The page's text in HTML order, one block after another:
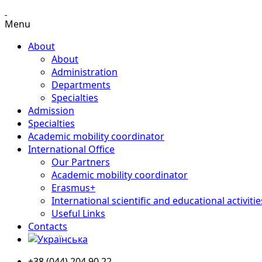
Menu
About
About
Administration
Departments
Specialties
Admission
Specialties
Academic mobility coordinator
International Office
Our Partners
Academic mobility coordinator
Erasmus+
International scientific and educational
Useful Links
Contacts